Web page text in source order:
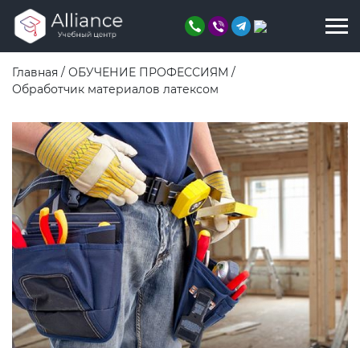
Главная / ОБУЧЕНИЕ ПРОФЕССИЯМ /
Обработчик материалов латексом